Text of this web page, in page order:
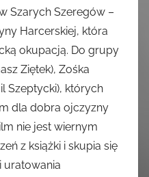
Szarych Szeregów –
Harcerskiej, która
okupacją. Do grupy
Ziętek), Zośka
Szeptycki), których
dla dobra ojczyzny
nie jest wiernym
z książki i skupia się
uratowania